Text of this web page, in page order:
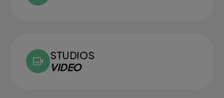
STUDIOS
VIDEO